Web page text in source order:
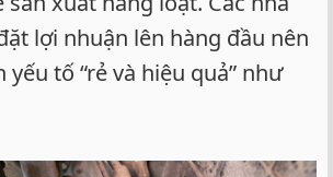
lợi nhuận lên hàng đầu nên
tố “rẻ và hiệu quả” như